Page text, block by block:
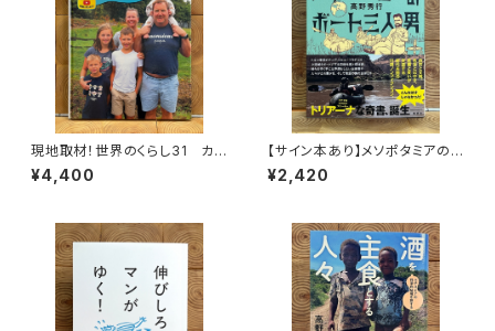
現地取材！世界のくらし31 カナ
ダ
¥4,400
【サイン本あり】メソポタミアの
ボート三人男
¥2,420